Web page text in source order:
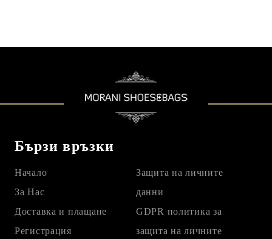
Бързи връзки
Начало
За Нас
Доставка и плащане
Регистрация
Защита на личните
данни
GDPR политика за
защита на личните